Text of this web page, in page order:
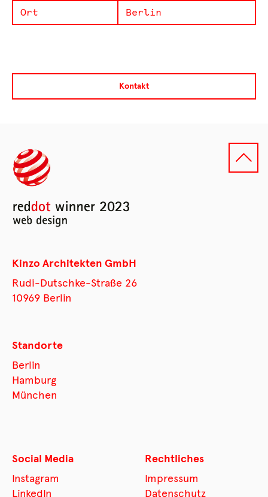
Ort Berlin
Kontakt
Kinzo Architekten GmbH
Rudi-Dutschke-Straße 26
10969 Berlin
Standorte
Berlin
Hamburg
München
Social Media
Instagram
LinkedIn
Rechtliches
Impressum
Datenschutz